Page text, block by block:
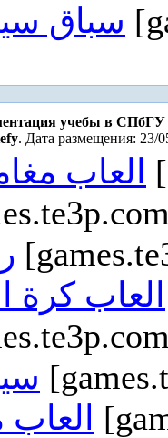
سباق
учебы в СПбГУ
. Дата размещения: 23/
العاب
العاب كرة
العاب